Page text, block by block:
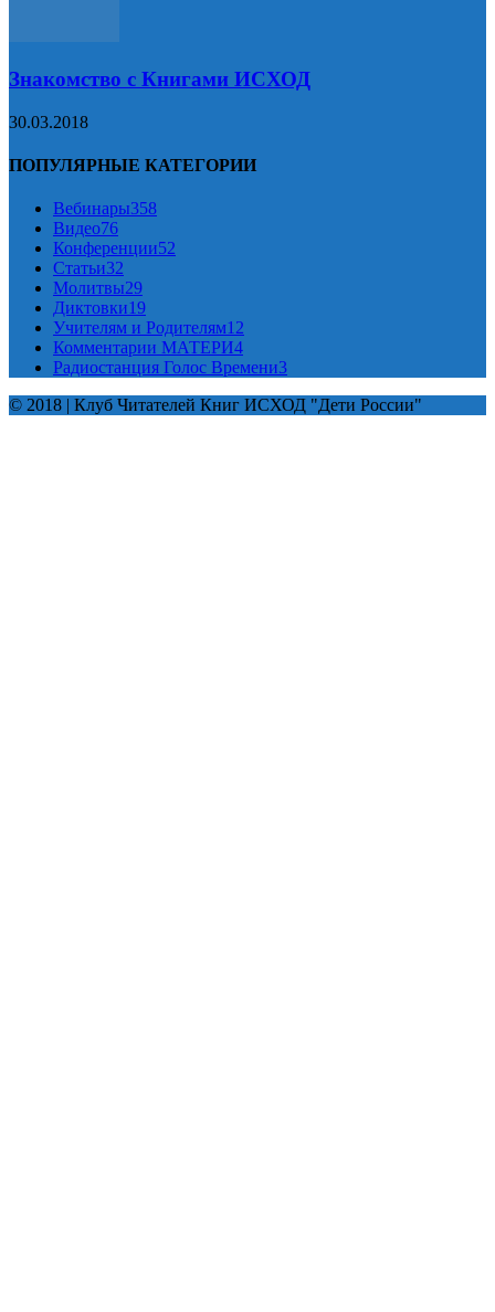
Знакомство с Книгами ИСХОД
30.03.2018
ПОПУЛЯРНЫЕ КАТЕГОРИИ
Вебинары358
Видео76
Конференции52
Статьи32
Молитвы29
Диктовки19
Учителям и Родителям12
Комментарии МАТЕРИ4
Радиостанция Голос Времени3
© 2018 | Клуб Читателей Книг ИСХОД "Дети России"